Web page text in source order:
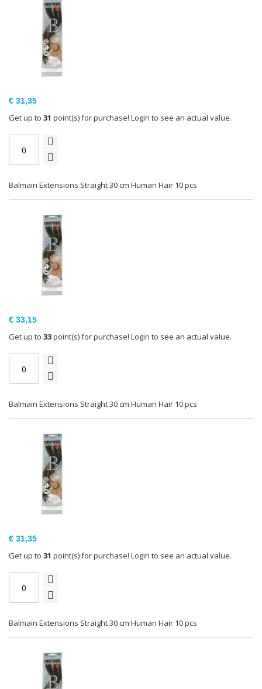
Balmain Extensions Straight 30 cm Human Hair 10 pcs
€ 31,35
Get up to 31 point(s) for purchase! Login to see an actual value.
Balmain Extensions Straight 30 cm Human Hair 10 pcs
€ 33,15
Get up to 33point(s) for purchase! Login to see an actual value.
Balmain Extensions Straight 30 cm Human Hair 10 pcs
€ 31,35
Get up to 31 point(s) for purchase! Login to see an actual value.